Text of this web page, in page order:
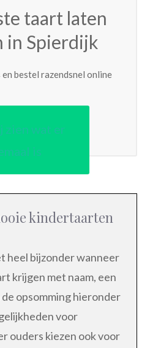
taart laten
in Spierdijk
bestel razendsnel online
zien wat er
is
kindertaarten
heel bijzonder wanneer
krijgen met naam, een
opsomming hieronder
voor
ouders kiezen ook voor